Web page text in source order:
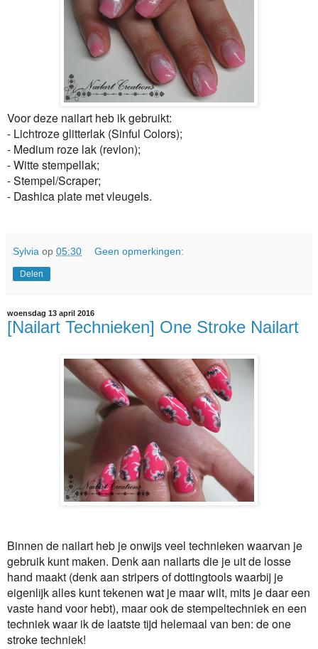
Voor deze nailart heb ik gebruikt:
- Lichtroze glitterlak (Sinful Colors);
- Medium roze lak (revlon);
- Witte stempellak;
- Stempel/Scraper;
- Dashica plate met vleugels.
Sylvia op 05:30 Geen opmerkingen:
Delen
woensdag 13 april 2016
[Nailart Technieken] One Stroke Nailart
Binnen de nailart heb je onwijs veel technieken waarvan je
gebruik kunt maken. Denk aan nailarts die je uit de losse
hand maakt (denk aan stripers of dottingtools waarbij je
eigenlijk alles kunt tekenen wat je maar wilt, mits je daar een
vaste hand voor hebt), maar ook de stempeltechniek en een
techniek waar ik de laatste tijd helemaal van ben: de one
stroke techniek!